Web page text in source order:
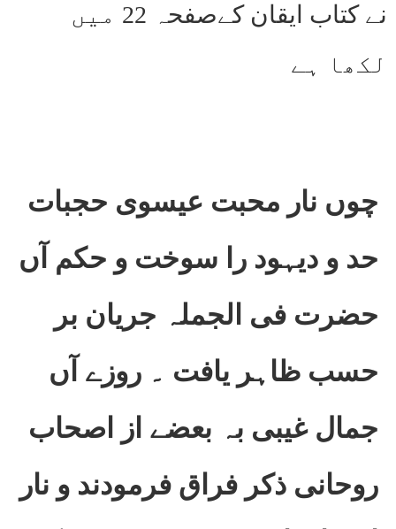
نے کتاب ایقان کےصفحہ 22 میں
لکھا ہے
چوں نار محبت عیسوی حجبات
حد و دیہود را سوخت و حکم آں
حضرت فی الجملہ جریان بر
حسب ظاہر یافت ۔ روزے آں
جمال غیبی بہ بعضے از اصحاب
روحانی ذکر فراق فرمودند و نار